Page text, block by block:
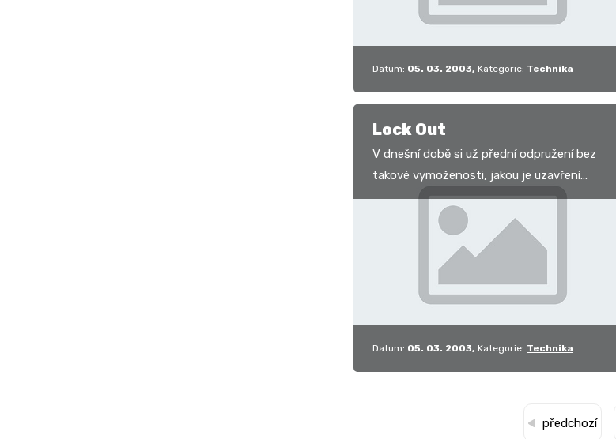
Datum: 05. 03. 2003 Kategorie: Technika
Lock Out
V dnešní době si už přední odpružení bez
takové vymoženosti, jakou je uzavření
nedokážeme představit. Revoluční období,
kdy se vidlice s…
Datum: 05. 03. 2003 Kategorie: Technika
předchozí